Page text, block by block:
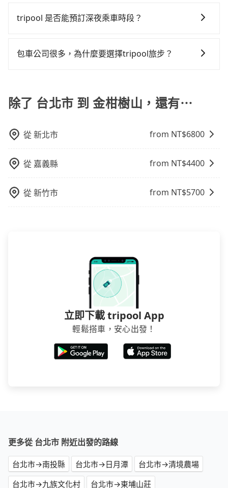
務，最多可再節省50%的交通費用。
方便。再者，租車地點可能離你的住家/辦公室/起點還有
查，甚至還要先自行加滿油，如遇到不肖業者，還車時
效的車輛調度能力，能以市價7~8折提供專車到府服務，
趟車的資訊，所以如果需要來回叫車，請分兩筆訂單預
不限單程或來回。
tripool 是否能預訂深夜乘車時段？
包車公司很多，為什麼要選擇tripool旅步？
旅途安全無憂，我們的司機都是專業且可靠的職業駕
駛。關於價格，旅步官網可一鍵即時查價，所示價格絕
策，讓您在規劃行程時能更無後顧之憂。無論您是要前
驗。所以，如果您正在尋找一家可靠的包車公司，
tripool旅步絕對是您值得信任的不二選擇！
除了 台北市 到 金柑樹山，還有⋯
從新北市 from NT$6800
從 嘉義縣 from NT$4400
從新竹市 from NT$5700
立即下載 tripool App
輕鬆搭車，安心出發！
更多從 台北市 附近出發的路線
台北市→南投縣 台北市→日月潭
台北市→清境農場
台北市→九族文化村
台北市→東埔山莊